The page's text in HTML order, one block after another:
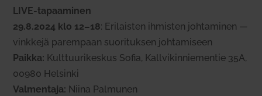
LIVE-tapaa­minen
29.8.2024 klo 12–18: Eri­laisten ihmisten joh­ta­minen —
vinkkejä parempaan suo­ri­tuksen joh­ta­miseen
Paikka: Kult­tuu­ri­keskus Sofia, Kall­vi­kin­nie­mentie 35A,
00980 Hel­sinki
Val­mentaja: Niina Pal­munen